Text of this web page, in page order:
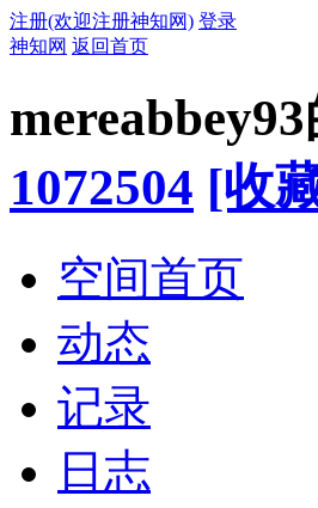
注册(欢迎注册神知网) 登录
神知网 返回首页
1072504 [收
空间首页
动态
记录
日志